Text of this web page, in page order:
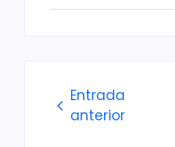
Entrada
anterior